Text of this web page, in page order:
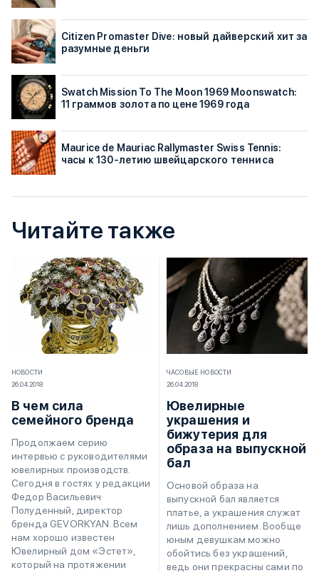
Citizen Promaster Dive: новый дайверский хит за
разумные деньги
Swatch Mission To The Moon 1969 Moonswatch:
11 граммов золота по цене 1969 года
Maurice de Mauriac Rallymaster Swiss Tennis:
часы к 130-летию швейцарского тенниса
Читайте также
НОВОСТИ
26.04.2018
В чем сила
семейного бренда
Продолжаем серию
интервью с руководителями
ювелирных производств.
Сегодня в гостях у редакции
Федор Васильевич
Полуденный, директор
бренда GEVORKYAN. Всем
нам хорошо известен
Ювелирный дом «Эстет»,
который на протяжении
ЧАСОВЫЕ НОВОСТИ
26.04.2018
Ювелирные
украшения и
бижутерия для
образа на выпускной
бал
Основой образа на
выпускной бал является
платье, а украшения служат
лишь дополнением. Вообще
юным девушкам можно
обойтись без украшений,
ведь они прекрасны сами по